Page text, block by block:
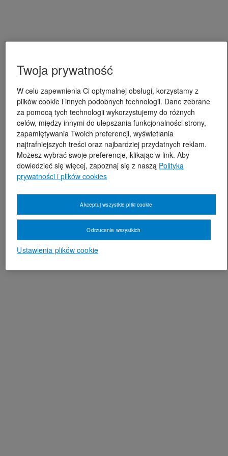
Twoja prywatność
W celu zapewnienia Ci optymalnej obsługi, korzystamy z
plików cookie i innych podobnych technologii. Dane zebrane
za pomocą tych technologii wykorzystujemy do różnych
celów, między innymi do ulepszania funkcjonalności strony,
zapamiętywania Twoich preferencji, wyświetlania
najtrafniejszych treści oraz najbardziej przydatnych reklam.
Możesz wybrać swoje preferencje, klikając w link. Aby
dowiedzieć się więcej, zapoznaj się z naszą Polityką
prywatności i plików cookies
Ustawienia plików cookie
Odrzucenie wszystkich
Akceptuj wszystkie pliki cookie